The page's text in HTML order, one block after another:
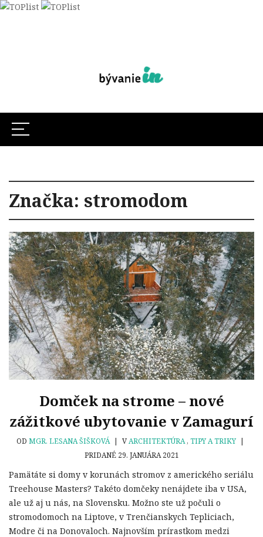
Značka: stromodom
Domček na strome – nové
zážitkové ubytovanie v Zamagurí
OD MGR. LESANA ŠIŠKOVÁ | VARCHITEKTÚRA, TIPY A TRIKY |
PRIDANÉ 29. JANUÁRA 2021
Pamätáte si domy v korunách stromov z amerického seriálu
Treehouse Masters? Takéto domčeky nenájdete iba v USA,
ale už aj u nás, na Slovensku. Možno ste už počuli o
stromodomoch na Liptove, v Trenčianskych Tepliciach,
Modre či na Donovaloch. Najnovším prírastkom medzi